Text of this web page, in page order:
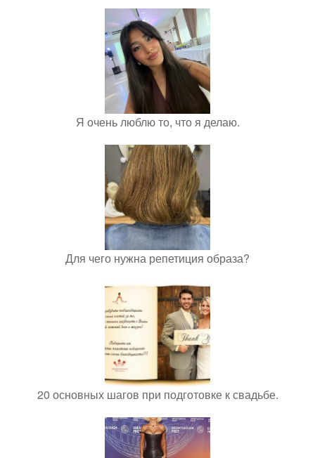
Я очень люблю то, что я делаю.
Для чего нужна репетиция образа?
20 основных шагов при подготовке к свадьбе.